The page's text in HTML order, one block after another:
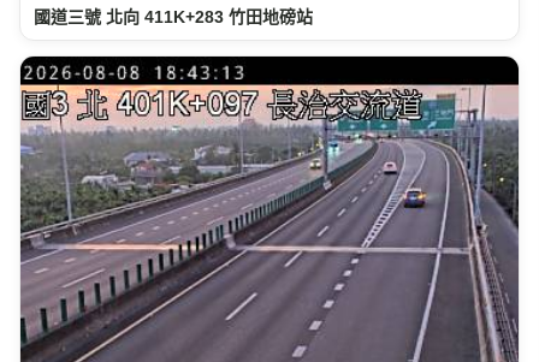
國道三號 北向 411K+283 竹田地磅站